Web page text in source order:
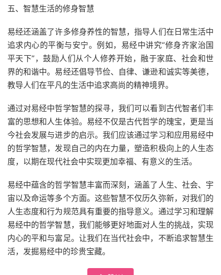
五、智慧生活的修身智慧
易经还涵盖了许多修身养性的智慧，指导人们在日常生活中
追求内心的平衡与安宁。例如，易经中讲究“修身齐家治国
平天下”，鼓励人们从个人修养开始，融于家庭、社会和世
界的和谐中。易经还倡导节俭、自律、谦逊和诚实等美德，
教导人们在平凡的生活中追求高尚的精神境界。
通过对易经中哲学智慧的探寻，我们可以看到古代智者们丰
富的思想和人生体验。易经不仅是古代哲学的瑰宝，更是当
今社会发展与进步的启示。我们应该通过学习和应用易经中
的哲学智慧，发现自己的内在力量，塑造积极向上的人生态
度，以期在现代社会中实现更加幸福、有意义的生活。
易经中蕴含的哲学智慧丰富而深刻，涵盖了人生、社会、宇
宙以及命运等多个方面。这些智慧不仅历久弥新，对我们的
人生态度和行为规范具有重要的指导意义。通过学习和理解
易经中的哲学智慧，我们能够更好地面对人生的挑战，实现
内心的平和与富足。让我们在当代社会中，不断追求智慧生
活，发掘易经中的珍贵宝藏。